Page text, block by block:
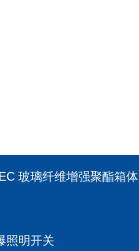
玻璃纤维增强聚酯箱体
照明开关